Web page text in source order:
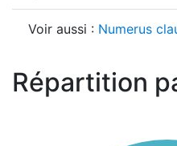
Voir aussi : Numerus
Répartition